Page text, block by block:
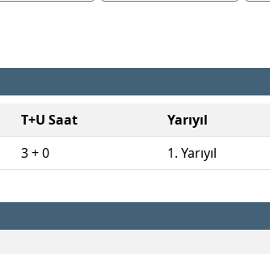
T+U Saat Yarıyıl
3 + 0 1. Yarıyıl